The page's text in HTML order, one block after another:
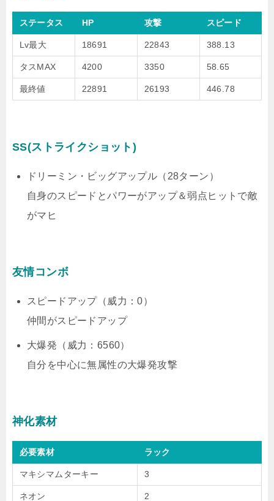
ステータス HP 攻撃 スピード
Lv最大 18691 22843 388.13
タスMAX 4200 3350 58.65
最終値 22891 26193 446.78
SS(ストライクショット)
ドリーミン・ビッグアップル（28ターン）
自身のスピードとパワーがアップ＆弱点ヒットで敵
がマヒ
友情コンボ
スピードアップ（威力：0）
仲間がスピードアップ
大爆発（威力：6560）
自分を中心に無属性の大爆発攻撃
神化素材
必要素材 ラック
マキシマムターキー 3
ネオン 2